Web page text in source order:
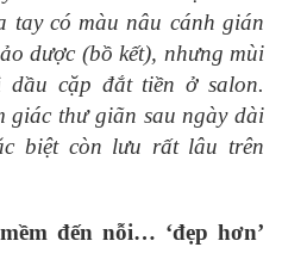
tay có màu nâu cánh gián
dược (bồ kết), nhưng mùi
dầu cặp đắt tiền ở salon.
giác thư giãn sau ngày dài
biệt còn lưu rất lâu trên
đến nỗi… ‘đẹp hơn’